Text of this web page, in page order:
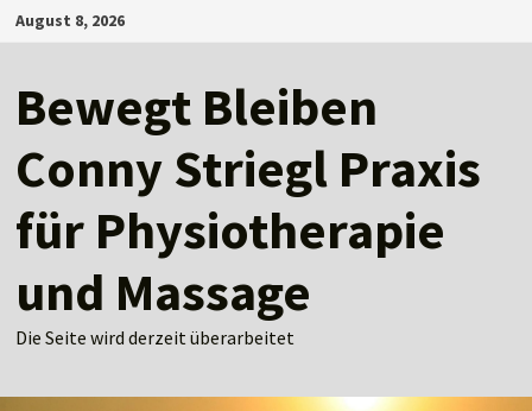
Zum
Inhalt
August 8, 2026
Bewegt Bleiben
Conny Striegl Praxis
für Physiotherapie
und Massage
Die Seite wird derzeit überarbeitet